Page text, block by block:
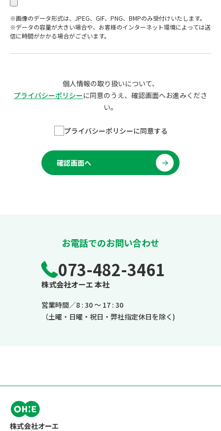
※画像のデータ形式は、JPEG、GIF、PNG、BMPのみ受付けいたします。
※データの容量が大きい場合や、お客様のインターネット環境によっては送
信に時間がかかる場合がございます。
個人情報の取り扱いについて、
プライバシーポリシーに同意のうえ、確認画面へお進みくださ
い。
プライバシーポリシーに同意する
確認画面へ
お電話でのお問い合わせ
073-482-3461
株式会社オーエ 本社
営業時間／8 : 30 ～ 17 : 30
（土曜・日曜・祝日・弊社指定休日を除く)